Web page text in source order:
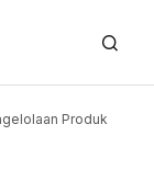
Produk